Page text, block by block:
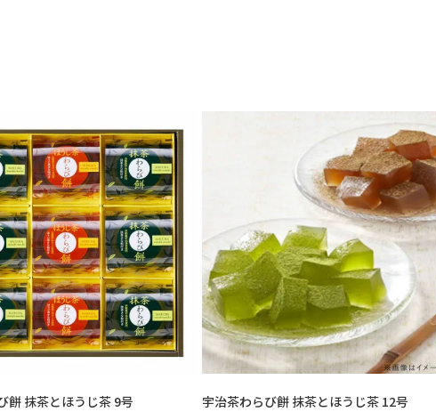
餅 抹茶とほうじ茶 9号
宇治茶わらび餅 抹茶とほうじ茶 12号